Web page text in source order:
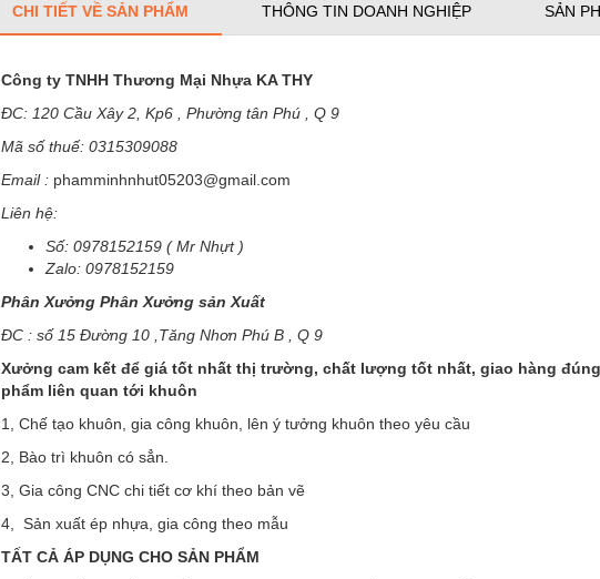
CHI TIẾT VỀ SẢN PHẨM THÔNG TIN DOANH NGHIỆP SẢN
Công ty TNHH Thương Mại Nhựa KA THY
ĐC: 120 Cầu Xây 2, Kp6 , Phường tân Phú , Q 9
Mã số thuế: 0315309088
Email : phamminhnhut05203@gmail.com
Liên hệ:
Số: 0978152159 ( Mr Nhựt )
Zalo: 0978152159
Phân Xưởng Phân Xưởng sản Xuất
ĐC : số 15 Đường 10 ,Tăng Nhơn Phú B , Q 9
Xưởng cam kết để giá tốt nhất thị trường, chất lượng tốt nhất, giao hàng
phẩm liên quan tới khuôn
1, Chế tạo khuôn, gia công khuôn, lên ý tưởng khuôn theo yêu cầu
2, Bào trì khuôn có sẳn.
3, Gia công CNC chi tiết cơ khí theo bản vẽ
4, Sản xuất ép nhựa, gia công theo mẫu
TẤT CẢ ÁP DỤNG CHO SẢN PHẨM